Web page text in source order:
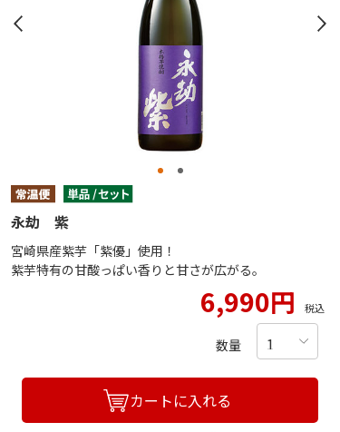
永劫 紫
宮崎県産紫芋「紫優」使用！
紫芋特有の甘酸っぱい香りと甘さが広がる。
6,990円 税込
数量
カートに入れる